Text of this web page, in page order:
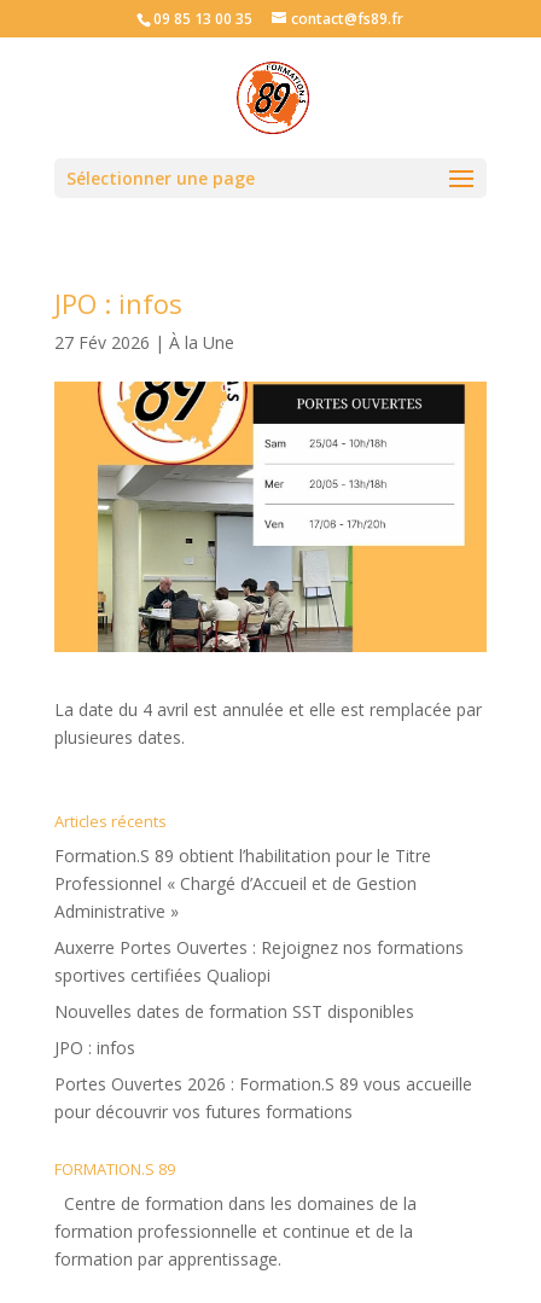
09 85 13 00 35 contact@fs89.fr
Sélectionner une page
JPO : infos
27 Fév 2026 | À la Une
La date du 4 avril est annulée et elle est remplacée par
plusieures dates.
Articles récents
Formation.S 89 obtient l’habilitation pour le Titre
Professionnel « Chargé d’Accueil et de Gestion
Administrative »
Auxerre Portes Ouvertes : Rejoignez nos formations
sportives certifiées Qualiopi
Nouvelles dates de formation SST disponibles
JPO : infos
Portes Ouvertes 2026 : Formation.S 89 vous accueille
pour découvrir vos futures formations
FORMATION.S 89
Centre de formation dans les domaines de la
formation professionnelle et continue et de la
formation par apprentissage.